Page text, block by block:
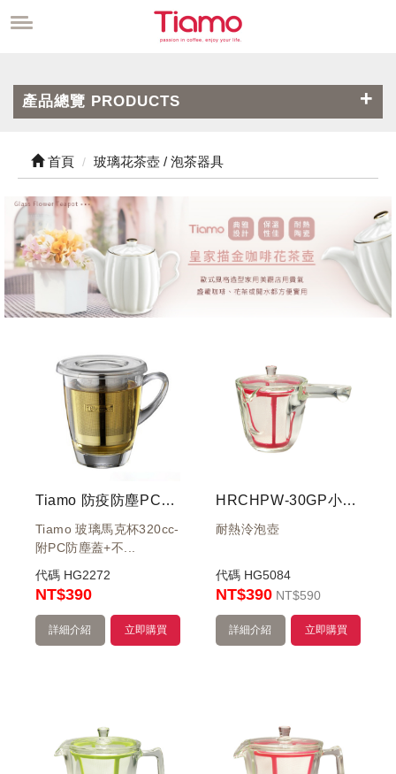
產品總覽 PRODUCTS
首頁 玻璃花茶壺 / 泡茶器具
Tiamo 防疫防塵PC蓋 不銹鋼濾網 玻璃馬克杯 320ml
Tiamo 玻璃馬克杯320cc-
附PC防塵蓋+不...
代碼 HG2272
NT$390
立即購買
詳細介紹
HRCHPW-30GP小急須個人耐熱泠泡壺300ml(桃紅)
耐熱泠泡壺
代碼 HG5084
NT$390 NT$590
立即購買
詳細介紹